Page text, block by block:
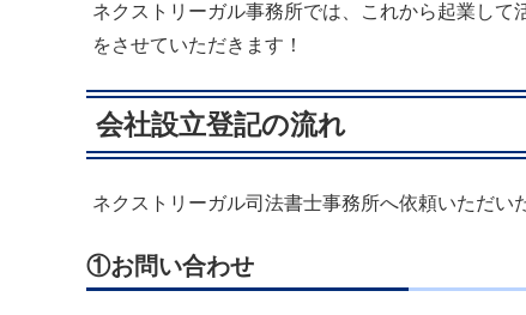
ネクストリーガル事務所では、これから起業して
をさせていただきます！
会社設立登記の流れ
ネクストリーガル司法書士事務所へ依頼いただい
①お問い合わせ